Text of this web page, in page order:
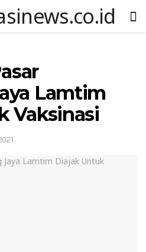
Lamtim
Vaksinasi